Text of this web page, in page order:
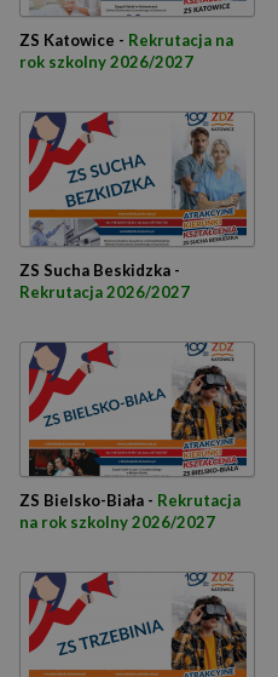
ZS Katowice - Rekrutacja na
rok szkolny 2026/2027
ZS Sucha Beskidzka -
Rekrutacja 2026/2027
ZS Bielsko-Biała - Rekrutacja
na rok szkolny 2026/2027